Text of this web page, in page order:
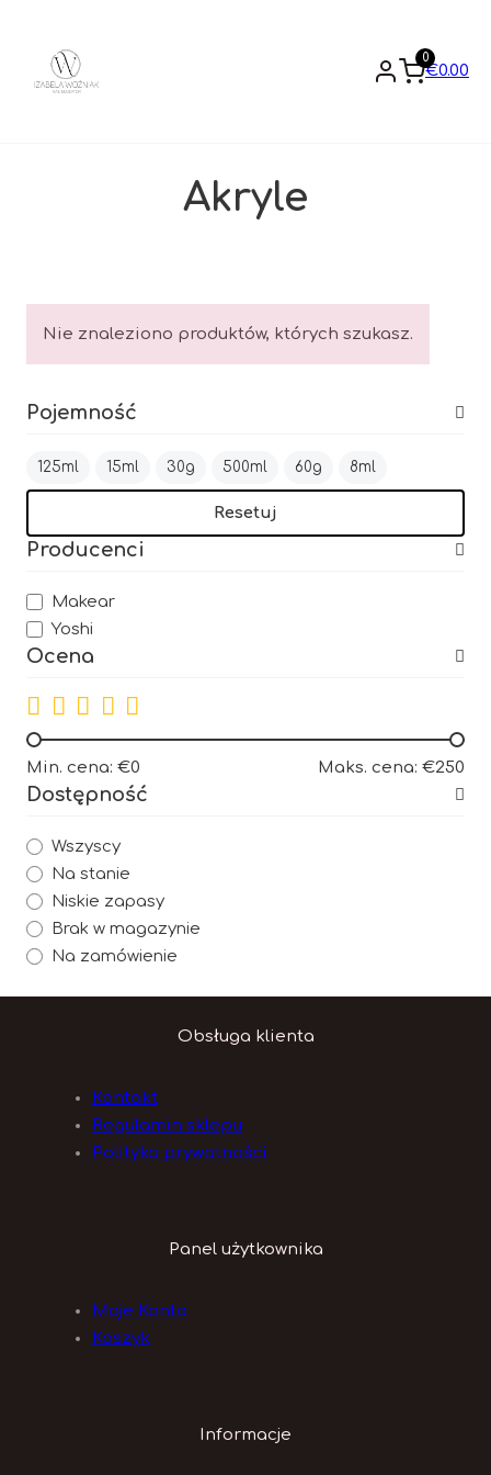
0
€0.00
Akryle
Nie znaleziono produktów, których szukasz.
Pojemność
125ml 15ml 30g 500ml 60g 8ml
Resetuj
Producenci
Makear
Yoshi
Ocena
Min. cena: €0 Maks. cena: €250
Dostępność
Wszyscy
Na stanie
Niskie zapasy
Brak w magazynie
Na zamówienie
Obsługa klienta
Kontakt
Regulamin sklepu
Polityka prywatności
Panel użytkownika
Moje Konto
Koszyk
Informacje